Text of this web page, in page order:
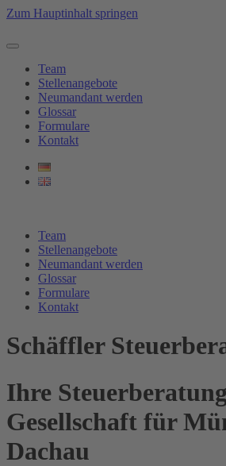
Zum Hauptinhalt springen
Team
Stellenangebote
Neumandant werden
Glossar
Formulare
Kontakt
Team
Stellenangebote
Neumandant werden
Glossar
Formulare
Kontakt
Schäffler
Ihre
Gesellschaft für
Dachau